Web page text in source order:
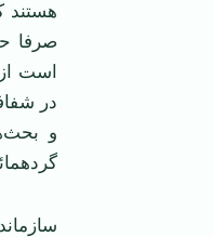
‏هستند
صرفا
است
در
و